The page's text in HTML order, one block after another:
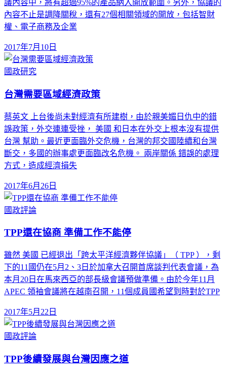
議內容中，將有超過95%的產品納入開放範圍。另外，協議的
內容不止是調降關稅，還有27個相關領域的開放，包括智財
權、電子商務及企業
2017年7月10日
國政研究
台灣需要區域經濟政策
蔡英文 上台後尚未對經濟有所建樹，由於親美媚日仇中的錯
誤政策，外交連連受挫， 美國 和日本在外交上根本沒有提供
台灣 幫助。最近更面臨外交危機，台灣的邦交國陸續和台灣
斷交，多國的辦事處更面臨改名危機。 兩岸關係 錯誤的處理
方式，造成經濟損失
2017年6月26日
國政評論
TPP還在協商 準備工作不能停
雖然 美國 已經退出「跨太平洋經濟夥伴協議」（ TPP ），剩
下的11國仍在5月2、3日於加拿大召開首席談判代表會議，為
本月20日在馬來西亞的部長級會議預做準備。由於今年11月
APEC 領袖會議將在越南召開，11個成員國希望到時對於TPP
2017年5月22日
國政評論
TPP後續發展與台灣因應之道